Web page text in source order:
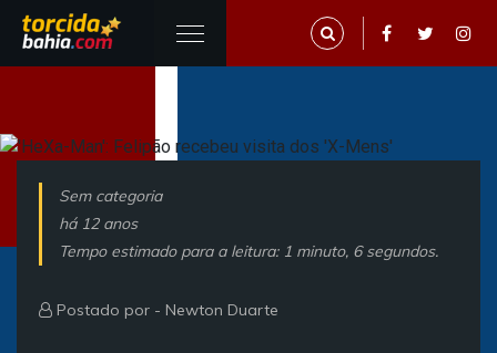
Sem categoria
há 12 anos
Tempo estimado para a leitura: 1 minuto, 6 segundos.
Postado por - Newton Duarte